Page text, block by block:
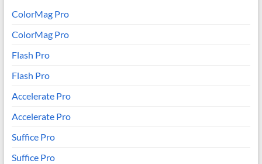
ColorMag Pro
ColorMag Pro
Flash Pro
Flash Pro
Accelerate Pro
Accelerate Pro
Suffice Pro
Suffice Pro